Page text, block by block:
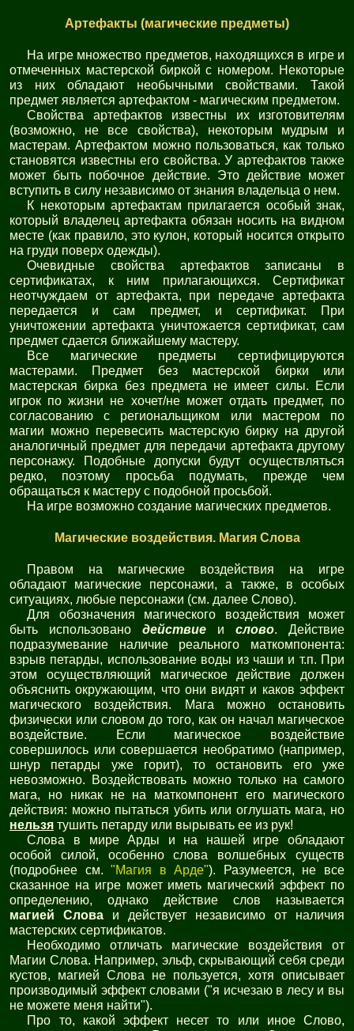
Артефакты (магические предметы)
На игре множество предметов, находящихся в игре и
отмеченных мастерской биркой с номером. Некоторые
из них обладают необычными свойствами. Такой
предмет является артефактом - магическим предметом.
Свойства артефактов известны их изготовителям
(возможно, не все свойства), некоторым мудрым и
мастерам. Артефактом можно пользоваться, как только
становятся известны его свойства. У артефактов также
может быть побочное действие. Это действие может
вступить в силу независимо от знания владельца о нем.
К некоторым артефактам прилагается особый знак,
который владелец артефакта обязан носить на видном
месте (как правило, это кулон, который носится открыто
на груди поверх одежды).
Очевидные свойства артефактов записаны в
сертификатах, к ним прилагающихся. Сертификат
неотчуждаем от артефакта, при передаче артефакта
передается и сам предмет, и сертификат. При
уничтожении артефакта уничтожается сертификат, сам
предмет сдается ближайшему мастеру.
Все магические предметы сертифицируются
мастерами. Предмет без мастерской бирки или
мастерская бирка без предмета не имеет силы. Если
игрок по жизни не хочет/не может отдать предмет, по
согласованию с региональщиком или мастером по
магии можно перевесить мастерскую бирку на другой
аналогичный предмет для передачи артефакта другому
персонажу. Подобные допуски будут осуществляться
редко, поэтому просьба подумать, прежде чем
обращаться к мастеру с подобной просьбой.
На игре возможно создание магических предметов.
Магические воздействия. Магия Слова
Правом на магические воздействия на игре
обладают магические персонажи, а также, в особых
ситуациях, любые персонажи (см. далее Слово).
Для обозначения магического воздействия может
быть использовано действие и слово. Действие
подразумевание наличие реального маткомпонента:
взрыв петарды, использование воды из чаши и т.п. При
этом осуществляющий магическое действие должен
объяснить окружающим, что они видят и каков эффект
магического воздействия. Мага можно остановить
физически или словом до того, как он начал магическое
воздействие. Если магическое воздействие
совершилось или совершается необратимо (например,
шнур петарды уже горит), то остановить его уже
невозможно. Воздействовать можно только на самого
мага, но никак не на маткомпонент его магического
действия: можно пытаться убить или оглушать мага, но
нельзя тушить петарду или вырывать ее из рук!
Слова в мире Арды и на нашей игре обладают
особой силой, особенно слова волшебных существ
(подробнее см."Магия в Арде"). Разумеется, не все
сказанное на игре может иметь магический эффект по
определению, однако действие слов называется
магией Слова и действует независимо от наличия
мастерских сертификатов.
Необходимо отличать магические воздействия от
Магии Слова. Например, эльф, скрывающий себя среди
кустов, магией Слова не пользуется, хотя описывает
производимый эффект словами ("я исчезаю в лесу и вы
не можете меня найти").
Про то, какой эффект несет то или иное Слово,